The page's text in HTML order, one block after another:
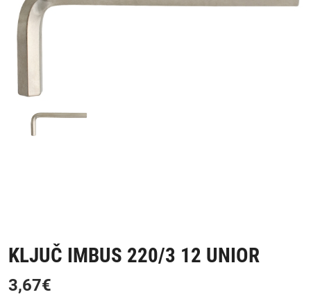
KLJUČ IMBUS 220/3 12 UNIOR
3,67€